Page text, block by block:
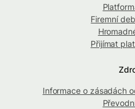
Firemní
Přijímat
Informace o zásadách